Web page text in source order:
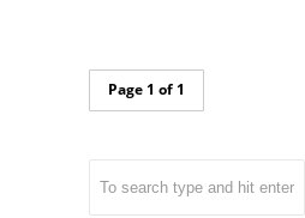
Page 1 of 1